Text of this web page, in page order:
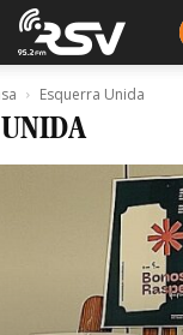
Esquerra Unida